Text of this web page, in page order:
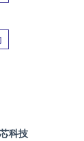
科技